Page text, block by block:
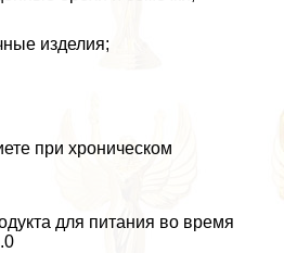
изделия;
при хроническом
для питания во время